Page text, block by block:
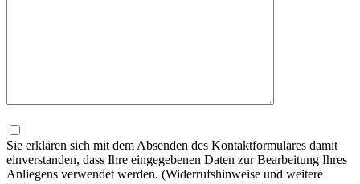
lasse
dieses
Feld
leer.
Sie erklären sich mit dem Absenden des Kontaktformulares damit
einverstanden, dass Ihre eingegebenen Daten zur Bearbeitung Ihres
Anliegens verwendet werden. (Widerrufshinweise und weitere